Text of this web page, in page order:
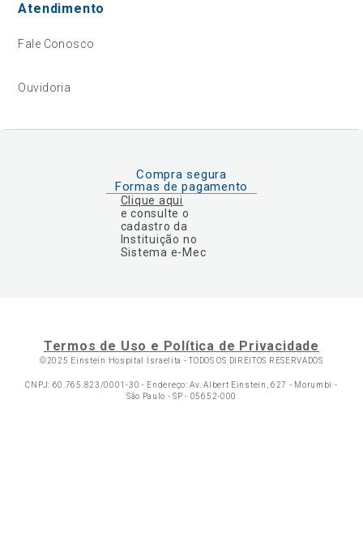
Atendimento
Fale Conosco
Ouvidoria
Compra segura
Formas de pagamento
Clique aqui
e consulte o
cadastro da
Instituição no
Sistema e-Mec
Termos de Uso e Política de Privacidade
©2025 Einstein Hospital Israelita -TODOS OS DIREITOS RESERVADOS
CNPJ: 60.765.823/0001-30 - Endereço: Av. Albert Einstein, 627 - Morumbi -
São Paulo - SP - 05652-000